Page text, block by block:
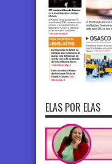
ELAS POR ELAS